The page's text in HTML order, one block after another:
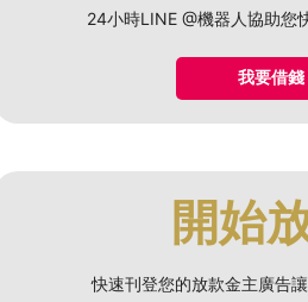
24小時LINE @機器人協助您
我要借錢
開始
快速刊登您的放款金主廣告